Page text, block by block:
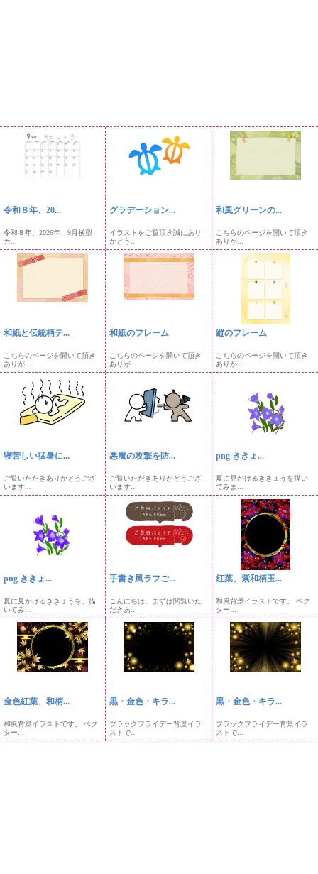
令和８年、20...
令和８年、2026年、9月横型
カ...
グラデーション...
イラストをご覧頂き誠にあり
がとう...
和風グリーンの...
こちらのページを開いて頂き
ありが...
和紙と伝統柄テ...
こちらのページを開いて頂き
ありが...
和紙のフレーム
こちらのページを開いて頂き
ありが...
縦のフレーム
こちらのページを開いて頂き
ありが...
寝苦しい猛暑に...
ご覧いただきありがとうござ
います...
悪魔の攻撃を防...
ご覧いただきありがとうござ
います...
png ききょ...
夏に見かけるききょうを描い
てみま...
png ききょ...
夏に見かけるききょうを、描
いてみ...
手書き風ラフご...
こんにちは。まずは閲覧いた
だきあ...
紅葉、紫和柄玉...
和風背景イラストです。 ベク
ター...
金色紅葉、和柄...
和風背景イラストです。 ベク
ター...
黒・金色・キラ...
ブラックフライデー背景イラ
ストで...
黒・金色・キラ...
ブラックフライデー背景イラ
ストで...